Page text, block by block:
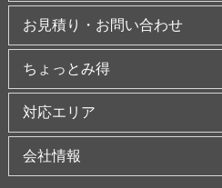
お見積り・お問い合わせ
ちょっとみ得
対応エリア
会社情報